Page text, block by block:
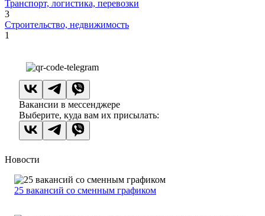
Транспорт, логистика, перевозки
3
Строительство, недвижимость
1
Вакансии в мессенджере
Выберите, куда вам их присылать:
Новости
25 вакансий со сменным графиком